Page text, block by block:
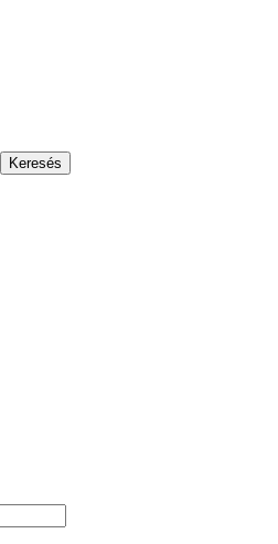
Keresés